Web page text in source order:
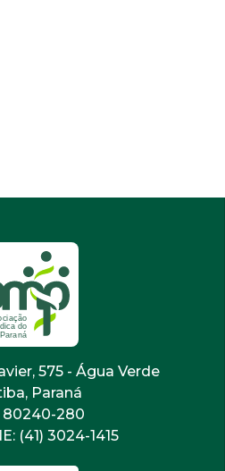
575 - Água Verde
Paraná
80240-280
(41) 3024-1415